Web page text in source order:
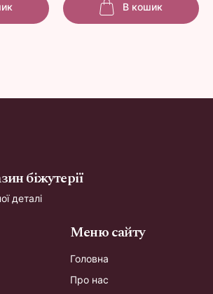
В кошик
біжутерії
деталі
Меню сайту
Головна
Про нас